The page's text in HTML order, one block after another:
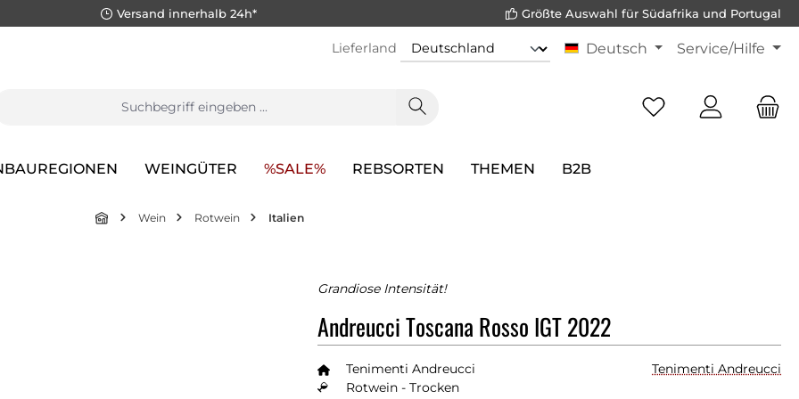
Versand innerhalb 24h* Größte Auswahl für Südafrika und Portugal
Lieferland Deutsch Service/Hilfe
WEINGÜTER %SALE% REBSORTEN THEMEN B2B
Wein Rotwein Italien
Grandiose Intensität!
Andreucci Toscana Rosso IGT 2022
Tenimenti Andreucci
Tenimenti Andreucci
Rotwein - Trocken